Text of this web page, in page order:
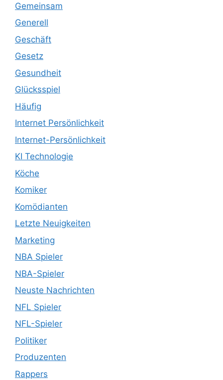
Gemeinsam
Generell
Geschäft
Gesetz
Gesundheit
Glücksspiel
Häufig
Internet Persönlichkeit
Internet-Persönlichkeit
KI Technologie
Köche
Komiker
Komödianten
Letzte Neuigkeiten
Marketing
NBA Spieler
NBA-Spieler
Neuste Nachrichten
NFL Spieler
NFL-Spieler
Politiker
Produzenten
Rappers